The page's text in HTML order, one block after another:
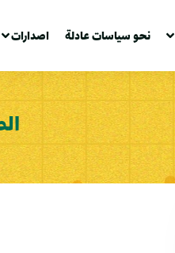
نحو سياسات عادلة اصدارات